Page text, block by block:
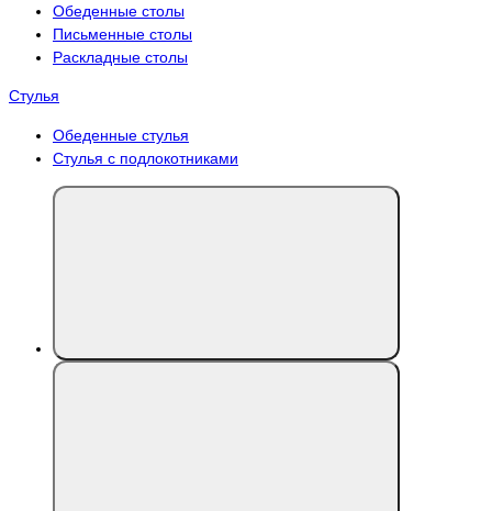
Обеденные столы
Письменные столы
Раскладные столы
Стулья
Обеденные стулья
Стулья с подлокотниками